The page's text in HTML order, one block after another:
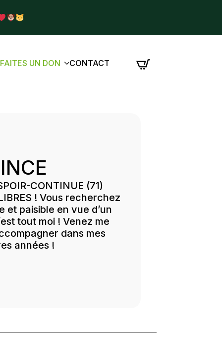
FAITES UN DON CONTACT
CONTINUE (71)
! Vous recherchez
et paisible en vue d’un
tout moi ! Venez me
dans mes
années !